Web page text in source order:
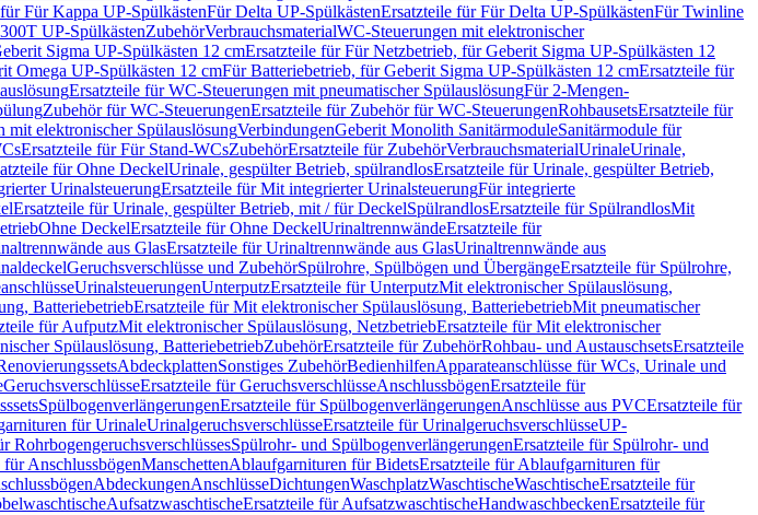
Für Kappa UP-SpülkästenFür Delta UP-SpülkästenErsatzteile für Für Delta UP-SpülkästenFür Twinline
UP-SpülkästenZubehörVerbrauchsmaterialWC-Steuerungen mit elektronischer
Sigma UP-Spülkästen 12 cmErsatzteile für Für Netzbetrieb, für Geberit Sigma UP-Spülkästen 12
Omega UP-Spülkästen 12 cmFür Batteriebetrieb, für Geberit Sigma UP-Spülkästen 12 cmErsatzteile für
Ersatzteile für WC-Steuerungen mit pneumatischer SpülauslösungFür 2-Mengen-
Zubehör für WC-SteuerungenErsatzteile für Zubehör für WC-SteuerungenRohbausetsErsatzteile für
mit elektronischer SpülauslösungVerbindungenGeberit Monolith SanitärmoduleSanitärmodule für
Ersatzteile für Für Stand-WCsZubehörErsatzteile für ZubehörVerbrauchsmaterialUrinaleUrinale,
für Ohne DeckelUrinale, gespülter Betrieb, spülrandlosErsatzteile für Urinale, gespülter Betrieb,
UrinalsteuerungErsatzteile für Mit integrierter UrinalsteuerungFür integrierte
Ersatzteile für Urinale, gespülter Betrieb, mit / für DeckelSpülrandlosErsatzteile für SpülrandlosMit
Ohne DeckelErsatzteile für Ohne DeckelUrinaltrennwändeErsatzteile für
aus GlasErsatzteile für Urinaltrennwände aus GlasUrinaltrennwände aus
Geruchsverschlüsse und ZubehörSpülrohre, Spülbögen und ÜbergängeErsatzteile für Spülrohre,
UrinalsteuerungenUnterputzErsatzteile für UnterputzMit elektronischer Spülauslösung,
BatteriebetriebErsatzteile für Mit elektronischer Spülauslösung, BatteriebetriebMit pneumatischer
für AufputzMit elektronischer Spülauslösung, NetzbetriebErsatzteile für Mit elektronischer
Spülauslösung, BatteriebetriebZubehörErsatzteile für ZubehörRohbau- und AustauschsetsErsatzteile
AbdeckplattenSonstiges ZubehörBedienhilfenApparateanschlüsse für WCs, Urinale und
GeruchsverschlüsseErsatzteile für GeruchsverschlüsseAnschlussbögenErsatzteile für
SpülbogenverlängerungenErsatzteile für SpülbogenverlängerungenAnschlüsse aus PVCErsatzteile für
für UrinaleUrinalgeruchsverschlüsseErsatzteile für UrinalgeruchsverschlüsseUP-
RohrbogengeruchsverschlüssesSpülrohr- und SpülbogenverlängerungenErsatzteile für Spülrohr- und
für AnschlussbögenManschettenAblaufgarnituren für BidetsErsatzteile für Ablaufgarnituren für
AbdeckungenAnschlüsseDichtungenWaschplatzWaschtischeWaschtischeErsatzteile für
AufsatzwaschtischeErsatzteile für AufsatzwaschtischeHandwaschbeckenErsatzteile für